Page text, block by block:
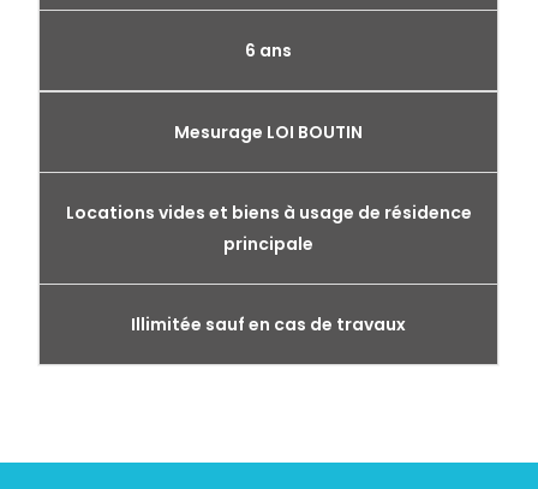
6 ans
Mesurage LOI BOUTIN
Locations vides et biens à usage de résidence
principale
Illimitée sauf en cas de travaux